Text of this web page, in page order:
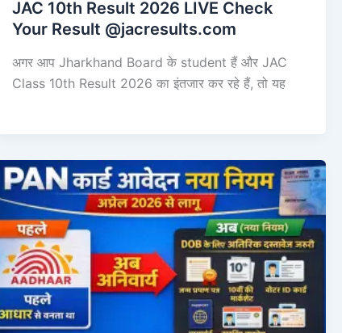
JAC 10th Result 2026 LIVE Check
Your Result @jacresults.com
अगर आप Jharkhand Board के student हैं और JAC
Class 10th Result 2026 का इंतजार कर रहे हैं, तो यह